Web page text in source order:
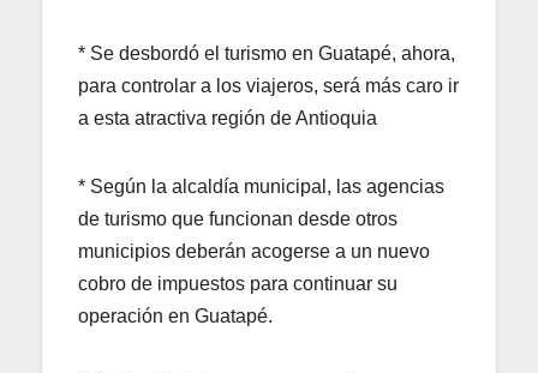
* Se desbordó el turismo en Guatapé, ahora,
para controlar a los viajeros, será más caro ir
a esta atractiva región de Antioquia
* Según la alcaldía municipal, las agencias
de turismo que funcionan desde otros
municipios deberán acogerse a un nuevo
cobro de impuestos para continuar su
operación en Guatapé.